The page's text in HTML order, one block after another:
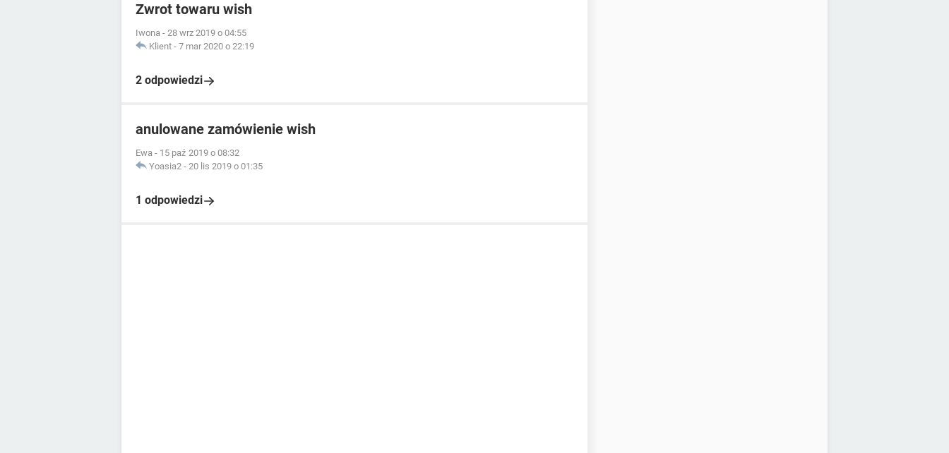
Zwrot towaru wish
Iwona - 28 wrz 2019 o 04:55
Klient - 7 mar 2020 o 22:19
2 odpowiedzi
anulowane zamówienie wish
Ewa - 15 paź 2019 o 08:32
Yoasia2 - 20 lis 2019 o 01:35
1 odpowiedzi